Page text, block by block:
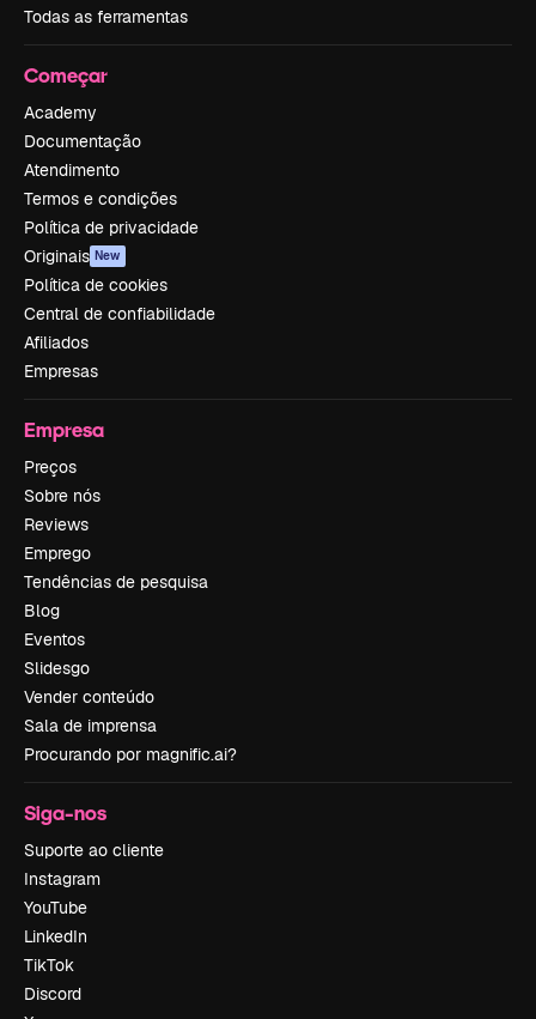
Todas as ferramentas
Começar
Academy
Documentação
Atendimento
Termos e condições
Política de privacidade
Originais New
Política de cookies
Central de confiabilidade
Afiliados
Empresas
Empresa
Preços
Sobre nós
Reviews
Emprego
Tendências de pesquisa
Blog
Eventos
Slidesgo
Vender conteúdo
Sala de imprensa
Procurando por magnific.ai?
Siga-nos
Suporte ao cliente
Instagram
YouTube
LinkedIn
TikTok
Discord